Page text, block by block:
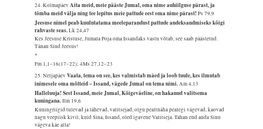
24. KolmapäevAita meid, meie pääste Jumal, oma nime auhiilguse pärast, ja
tõmba meid välja ning tee lepitus meie pattude eest oma nime pärast!Ps 79,9
Jeesuse nimel peab kuulutatama meeleparandust pattude andeksandmiseks kõigi
rahvaste seas.Lk 24,47
Kes Jeesuse Kristuse, Jumala Poja oma Issandaks vastu võtab, see saab päästetud.
Tänan Sind Jeesus!
*
Fm 1,1–16(17–22); 4Ms 27,12–23
25. NeljapäevVaata, tema on see, kes valmistab mäed ja loob tuule, kes ilmutab
inimesele oma mõtteid – Issand, vägede Jumal on tema nimi.Am 4,13
Halleluuja! Sest Issand, meie Jumal, Kõigeväeline, on hakanud valitsema
kuningana.Ilm 19,6
Kuningriigid tulevad ja lähevad, valitsejad, olgu pealtnäha pealegi vägevad, kaovad
nagu veepiisk kivil, kuid Sina, Issand, oled igavene Valitseja. Tahan end anda Sinu
vägeva käe alla!